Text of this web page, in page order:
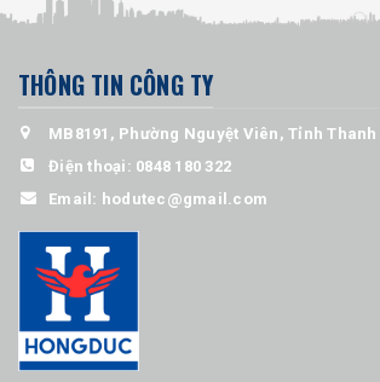
THÔNG TIN CÔNG TY
MB8191, Phường Nguyệt Viên, Tỉnh Thanh
Điện thoại: 0848 180 322
Email: hodutec@gmail.com